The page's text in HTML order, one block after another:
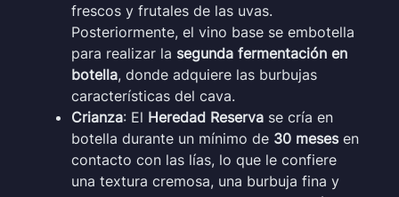
frescos y frutales de las uvas.
Posteriormente, el vino base se embotella
para realizar la segunda fermentación en
botella, donde adquiere las burbujas
características del cava.
Crianza: El Heredad Reserva se cría en
botella durante un mínimo de 30 mesesen
contacto con las lías, lo que le confiere
una textura cremosa, una burbuja fina y